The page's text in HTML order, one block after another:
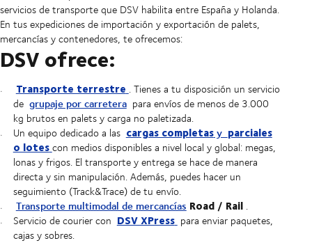
servicios de transporte que DSV habilita entre España y Holanda.
En tus expediciones de importación y exportación de palets,
mercancías y contenedores, te ofrecemos:
DSV ofrece:
Transporte terrestre . Tienes a tu disposición un servicio
de grupaje por carretera para envíos de menos de 3.000
kg brutos en palets y carga no paletizada.
Un equipo dedicado a las cargas completasy parciales
o lotes con medios disponibles a nivel local y global: megas,
lonas y frigos. El transporte y entrega se hace de manera
directa y sin manipulación. Además, puedes hacer un
seguimiento (Track&Trace) de tu envío.
Transporte multimodal de mercancías Road / Rail .
Servicio de courier con DSV XPress para enviar paquetes,
cajas y sobres.